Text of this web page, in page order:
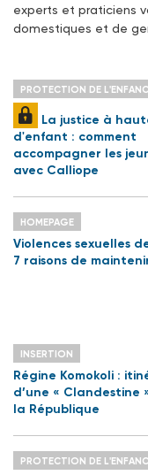
experts et praticiens
domestiques et de
PROTECTION DE
La justice à
d'enfant : comment
accompagner les
avec Calliope
HOMEPAGE
Violences sexuelles
7 raisons de
INSERTION
Régine Komokoli :
d’une « Clandestine
la République
PROTECTION DE